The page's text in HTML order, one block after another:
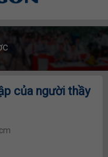
của người thầy